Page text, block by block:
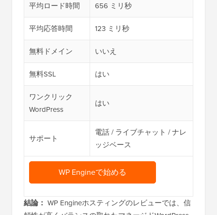
平均ロード時間 656 ミリ秒
平均応答時間 123 ミリ秒
無料ドメイン いいえ
無料SSL はい
ワンクリック
WordPress
はい
サポート
電話 / ライブチャット / ナレ
ッジベース
WP Engineで始める
結論： WP Engineホスティングのレビューでは、信